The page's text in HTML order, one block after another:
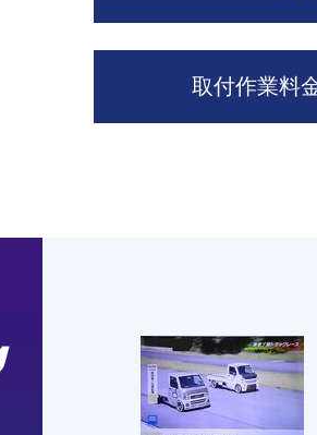
取付作業料